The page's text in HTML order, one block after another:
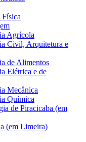
Física
Agrícola
Civil, Arquitetura e
de Alimentos
Elétrica e de
Mecânica
Química
de Piracicaba (em
(em Limeira)